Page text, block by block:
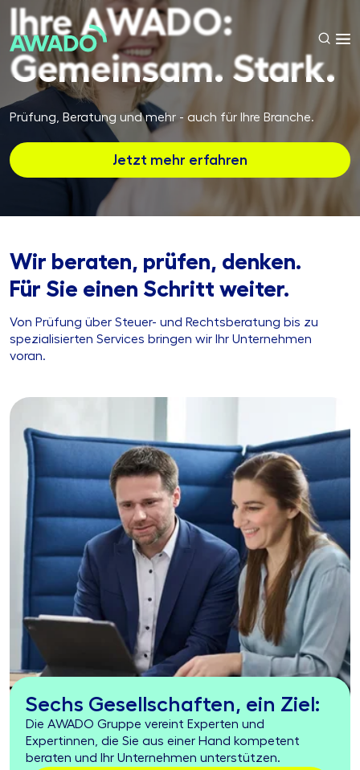
Ihre AWADO:
Gemeinsam. Stark.
Prüfung, Beratung und mehr - auch für Ihre Branche.
Jetzt mehr erfahren
Wir beraten, prüfen, denken.
Für Sie einen Schritt weiter.
Von Prüfung über Steuer- und Rechtsberatung bis zu
spezialisierten Services bringen wir Ihr Unternehmen
voran.
Sechs Gesellschaften, ein Ziel:
Die AWADO Gruppe vereint Experten und
Expertinnen, die Sie aus einer Hand kompetent
beraten und Ihr Unternehmen unterstützen.